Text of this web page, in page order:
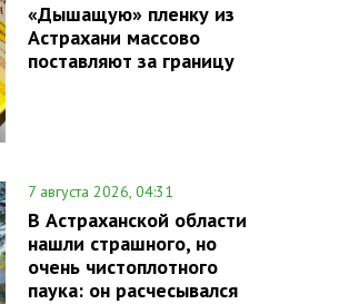
«Дышащую» пленку из
Астрахани массово
поставляют за границу
7 августа 2026, 04:31
В Астраханской области
нашли страшного, но
очень чистоплотного
паука: он расчесывался